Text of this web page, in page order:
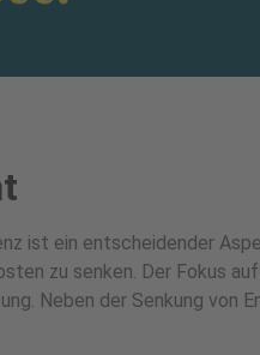
ist ein entscheidender
zu senken. Der Fokus
Neben der Senkung von